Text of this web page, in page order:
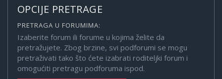
OPCIJE PRETRAGE
PRETRAGA U FORUMIMA:
Izaberite forum ili forume u kojima želite da
pretražujete. Zbog brzine, svi podforumi se mogu
pretraživati tako što ćete izabrati roditeljki forum i
omogućiti pretragu podforuma ispod.